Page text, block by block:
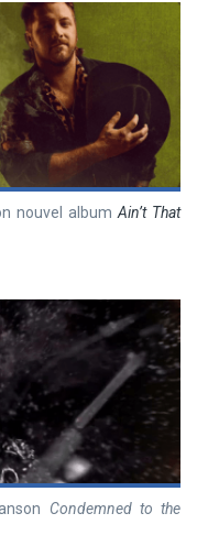
nouvel album Ain’t That
Condemned to the